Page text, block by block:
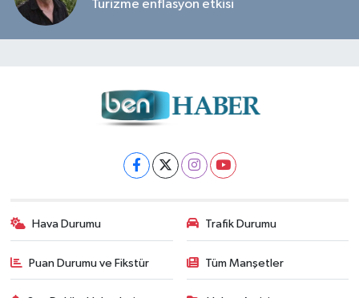
Turizme enflasyon etkisi
Hava Durumu Trafik Durumu
Puan Durumu ve Fikstür Tüm Manşetler